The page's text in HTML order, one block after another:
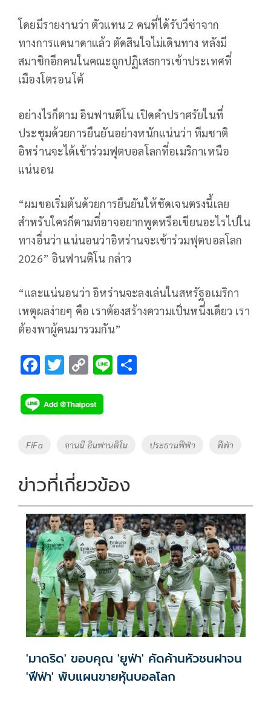
โดยมีรายงานว่า ตัวแทน 2 คนที่ได้รับวีซ่าจาก
ทางการแคนาดาแล้ว ตัดสินใจไม่เดินทาง หลังมี
สมาชิกอีกคนในคณะถูกปฏิเสธการเข้าประเทศที่
เมืองโตรอนโต้
อย่างไรก็ตาม อินฟานติโน เปิดคำปราศรัยในที่
ประชุมด้วยการยืนยันอย่างหนักแน่นว่า ทีมชาติ
อิหร่านจะได้เข้าร่วมฟุตบอลโลกที่อเมริกาเหนือ
แน่นอน
“ผมขอเริ่มต้นด้วยการยืนยันให้ชัดเจนตรงนี้เลย
สำหรับใครก็ตามที่อาจอยากพูดหรือเขียนอะไรไปใน
ทางอื่นว่า แน่นอนว่าอิหร่านจะเข้าร่วมฟุตบอลโลก
2026” อินฟานติโน กล่าว
“และแน่นอนว่า อิหร่านจะลงเล่นในสหรัฐอเมริกา
เหตุผลง่ายๆ คือ เราต้องสร้างความเป็นหนึ่งเดียว เรา
ต้องพาผู้คนมารวมกัน”
F
e
b
o
k
T
tt
er
C
p
y
Li
k
Li
Tags
FiFa จานนี อินฟานติโน ประธานฟีฟ่า ฟีฟ่า
ข่าวที่เกี่ยวข้อง
'มาดริด' ขอบคุณ 'ยูฟ่า' คัดค้านหัวชนฝาจน
'ฟีฟ่า' พับแผนขายหุ้นบอลโลก